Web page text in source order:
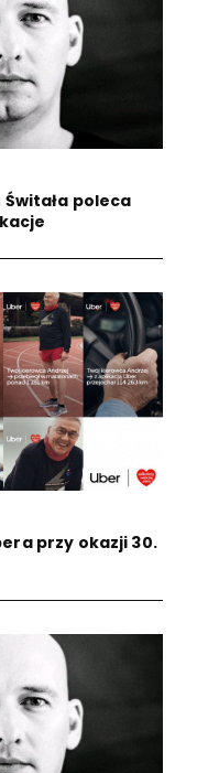
poleca
przy okazji 30.